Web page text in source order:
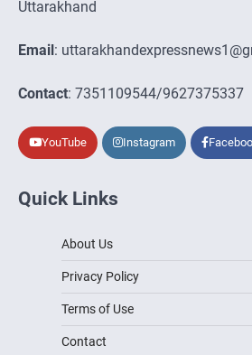
Uttarakhand
Email :
Contact: 7351109544/9627375337
YouTube Instagram
Quick Links
About Us
Privacy Policy
Terms of Use
Contact